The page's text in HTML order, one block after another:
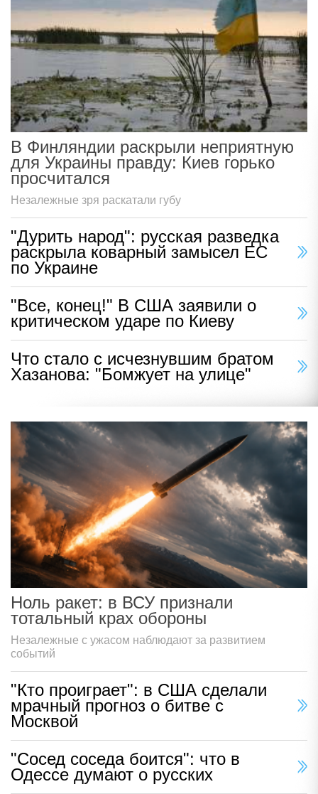
В Финляндии раскрыли неприятную
для Украины правду: Киев горько
просчитался
Незалежные зря раскатали губу
"Дурить народ": русская разведка
раскрыла коварный замысел ЕС
по Украине
"Все, конец!" В США заявили о
критическом ударе по Киеву
Что стало с исчезнувшим братом
Хазанова: "Бомжует на улице"
Ноль ракет: в ВСУ признали
тотальный крах обороны
Незалежные с ужасом наблюдают за развитием
событий
"Кто проиграет": в США сделали
мрачный прогноз о битве с
Москвой
"Сосед соседа боится": что в
Одессе думают о русских